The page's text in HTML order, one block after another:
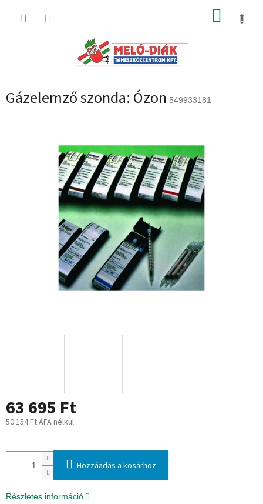
KOSÁR
Gázelemző szonda: Ózon 549933181
63 695 Ft
50 154 Ft ÁFA nélkül
Hozzáadás a kosárhoz
Részletes információ